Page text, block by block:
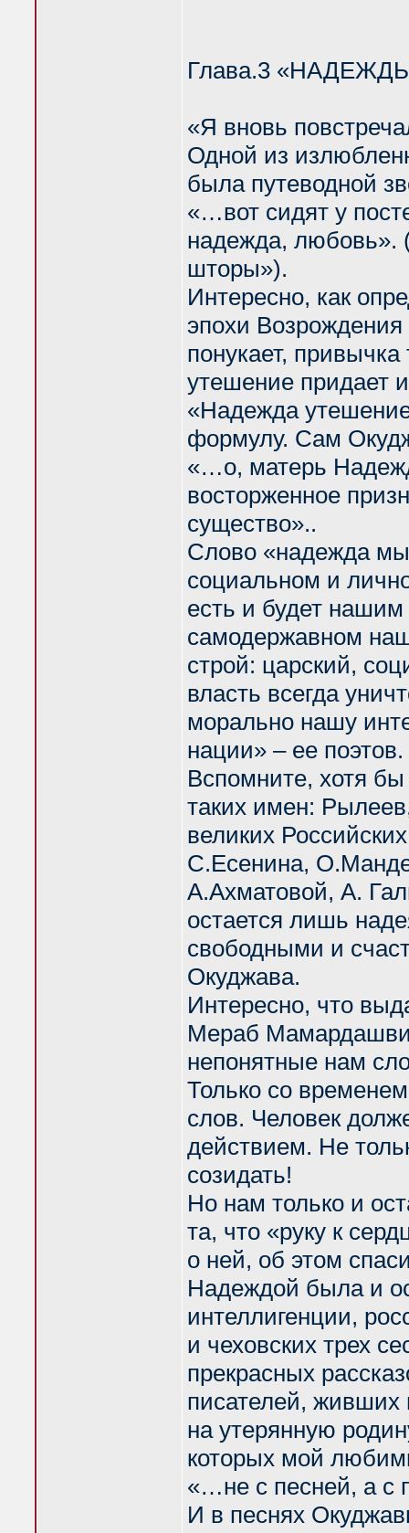
Глава.3
«Я вновь
Одной из
была путеводной
«…вот сидят у
надежда, любовь».
шторы»).
Интересно, как
эпохи
понукает,
утешение придает
«Надежда
формулу. Сам
«…о, матерь
восторженное
существо»..
Слово «надежда мы
социальном и
есть и будет
самодержавном
строй: царский,
власть всегда
морально нашу
нации» – ее поэтов.
Вспомните, хотя бы
таких имен:
великих
С.Есенина,
А.Ахматовой, А.
остается лишь
свободными и
Окуджава.
Интересно, что
Мераб
непонятные нам
Только со
слов. Человек
действием. Не
созидать!
Но нам только и
та, что «руку к
о ней, об этом
Надеждой была и
интеллигенции,
и чеховских трех
прекрасных
писателей, живших
на утерянную
которых мой
«…не с песней, а с
И в песнях